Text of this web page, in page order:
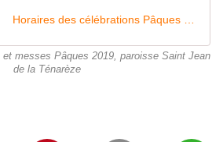
messes Pâques 2019, paroisse Saint Jean
de la Ténarèze